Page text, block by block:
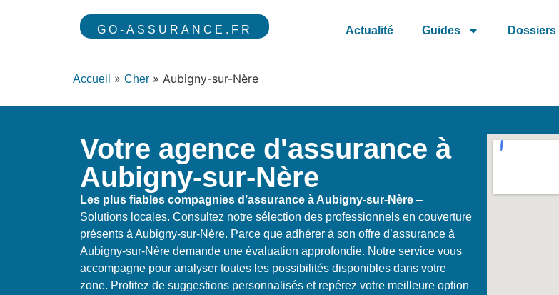
GO-ASSURANCE.FR Actualité Guides Dossiers
Accueil » Cher » Aubigny-sur-Nère
Votre agence d'assurance à
Aubigny-sur-Nère
Les plus fiables compagnies d’assurance à Aubigny-sur-Nère –
Solutions locales. Consultez notre sélection des professionnels en couverture
présents à Aubigny-sur-Nère. Parce que adhérer à son offre d’assurance à
Aubigny-sur-Nère demande une évaluation approfondie. Notre service vous
accompagne pour analyser toutes les possibilités disponibles dans votre
zone. Profitez de suggestions personnalisés et repérez votre meilleure option